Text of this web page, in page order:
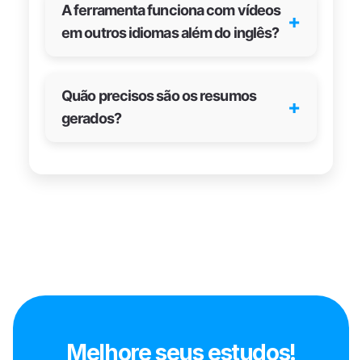
A ferramenta funciona com vídeos
em outros idiomas além do inglês?
+
Quão precisos são os resumos
gerados?
+
Melhore seus estudos!